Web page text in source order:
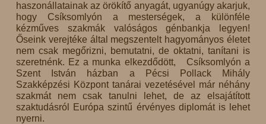
haszonállatainak az örökítő anyagát, ugyanúgy akarjuk,
hogy Csíksomlyón a mesterségek, a különféle
kézműves szakmák valóságos génbankja legyen!
Őseink verejtéke által megszentelt hagyományos életet
nem csak megőrizni, bemutatni, de oktatni, tanítani is
szeretnénk. Ez a munka elkezdődött, Csíksomlyón a
Szent István házban a Pécsi Pollack Mihály
Szakképzési Központ tanárai vezetésével már néhány
szakmát nem csak tanulni lehet, de az elsajátított
szaktudásról Európa szintű érvényes diplomát is lehet
nyerni.